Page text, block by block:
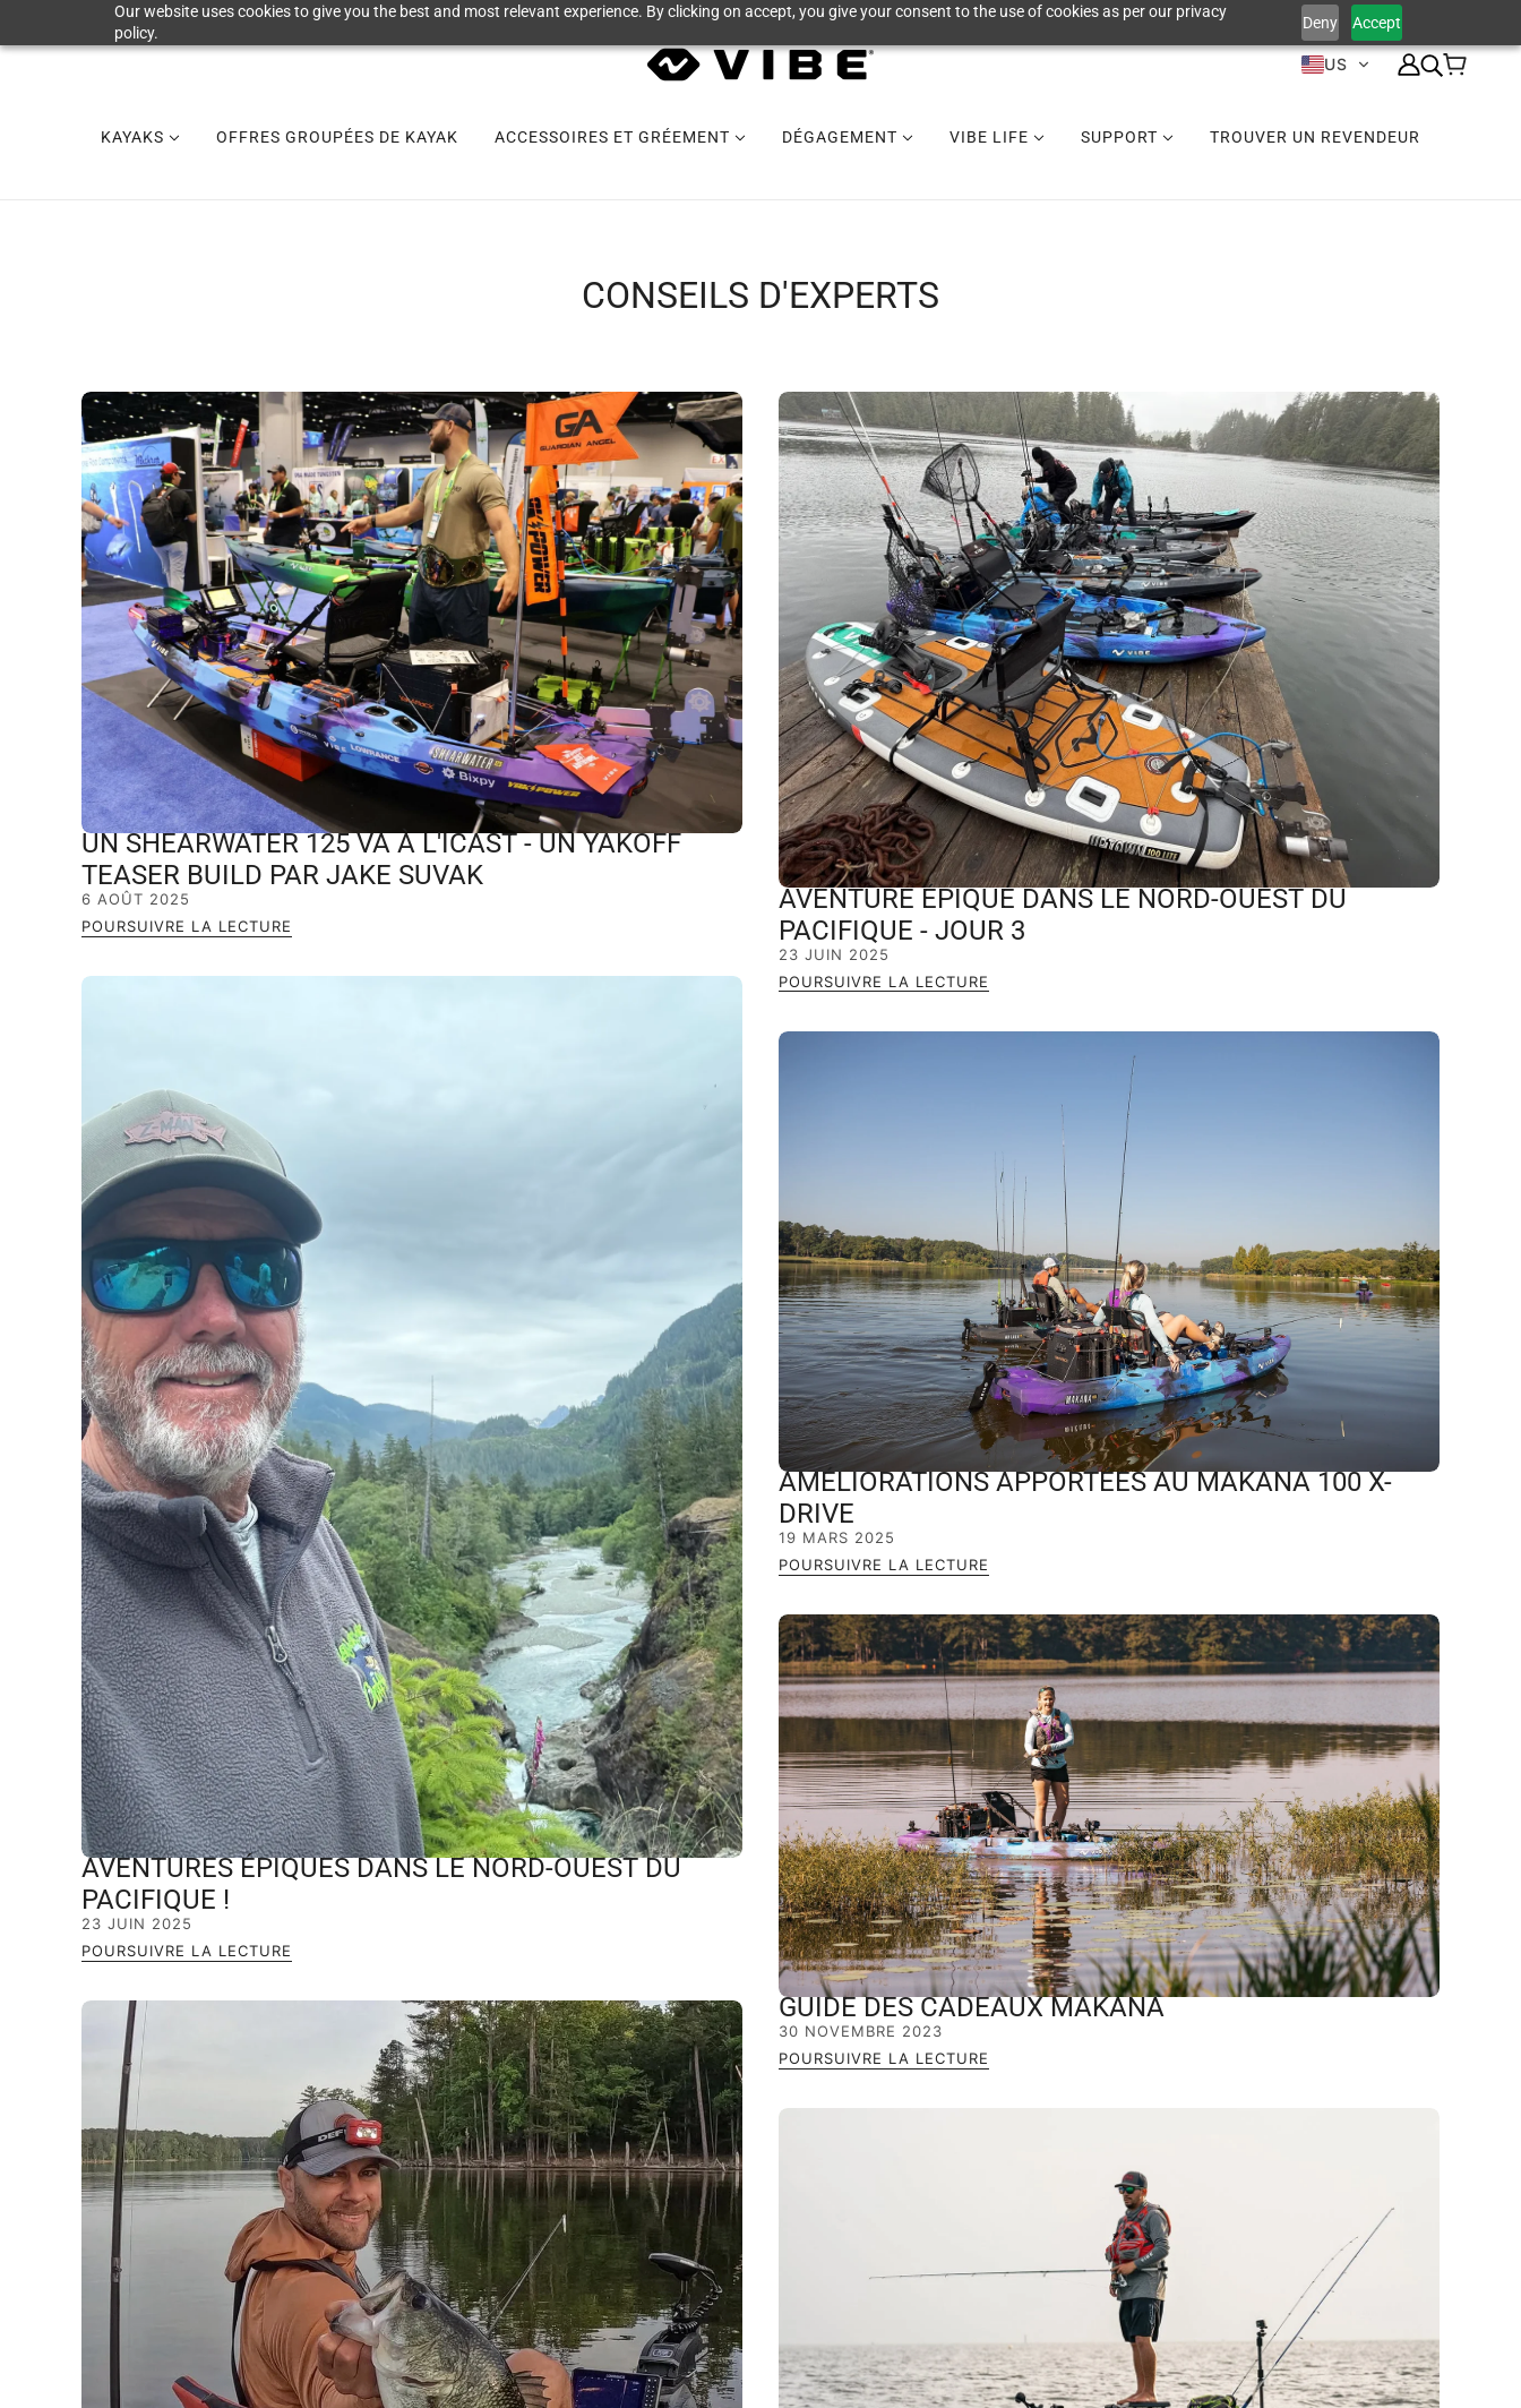
Our website uses cookies to give you the best and most relevant experience. By clicking on accept, you give your consent to the use of cookies as per our privacy
policy.
Deny Accept
US
KAYAKS OFFRES GROUPÉES DE KAYAK ACCESSOIRES ET GRÉEMENT DÉGAGEMENT VIBE LIFE SUPPORT TROUVER UN REVENDEUR
CONSEILS D'EXPERTS
UN SHEARWATER 125 VA À L'ICAST - UN YAKOFF
TEASER BUILD PAR JAKE SUVAK
6 AOÛT 2025
POURSUIVRE LA LECTURE
AVENTURE ÉPIQUE DANS LE NORD-OUEST DU
PACIFIQUE - JOUR 3
23 JUIN 2025
POURSUIVRE LA LECTURE
AVENTURES ÉPIQUES DANS LE NORD-OUEST DU
PACIFIQUE !
23 JUIN 2025
POURSUIVRE LA LECTURE
AMÉLIORATIONS APPORTÉES AU MAKANA 100 X-
DRIVE
19 MARS 2025
POURSUIVRE LA LECTURE
GUIDE DES CADEAUX MAKANA
30 NOVEMBRE 2023
POURSUIVRE LA LECTURE